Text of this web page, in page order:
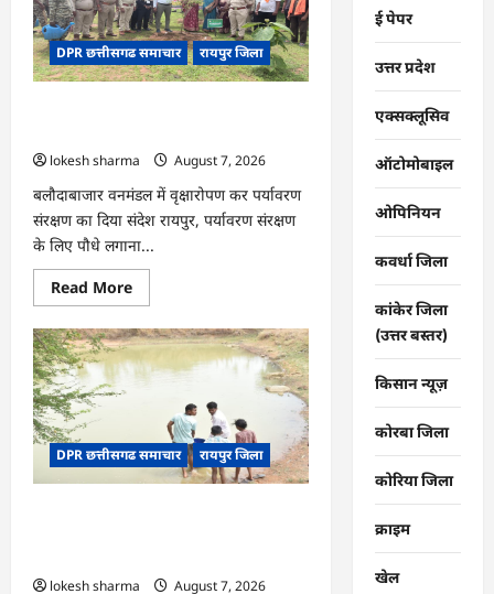
अदरक
की
खेती
ने
बदली
किसान
से
लाखों
का
मुनाफा
DPR छत्तीसगढ समाचार रायपुर जिला
lokesh sharma
August 7, 2026
बलौदाबाजार वनमंडल में वृक्षारोपण कर पर्यावरण
संरक्षण का दिया संदेश रायपुर, पर्यावरण संरक्षण
के लिए पौधे लगाना...
Read MoreRead
more
CG
:
वन
महोत्सव
माँ
के
नाम’
अभियान
DPR छत्तीसगढ समाचार रायपुर जिला
lokesh sharma
August 7, 2026
ई पेपर
उत्तर प्रदेश
एक्सक्लूसिव
ऑटोमोबाइल
ओपिनियन
कवर्धा जिला
कांकेर जिला
(उत्तर बस्तर)
किसान न्यूज़
कोरबा जिला
कोरिया जिला
क्राइम
खेल